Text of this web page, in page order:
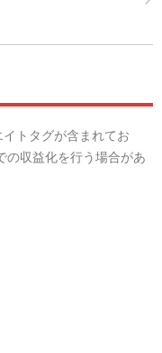
トタグが含まれてお
の収益化を行う場合があ